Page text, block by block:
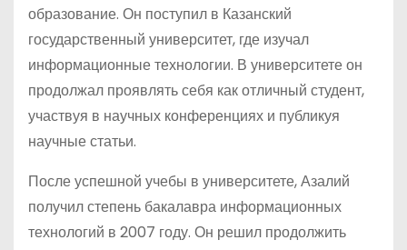
образование. Он поступил в Казанский
государственный университет, где изучал
информационные технологии. В университете он
продолжал проявлять себя как отличный студент,
участвуя в научных конференциях и публикуя
научные статьи.
После успешной учебы в университете, Азалий
получил степень бакалавра информационных
технологий в 2007 году. Он решил продолжить